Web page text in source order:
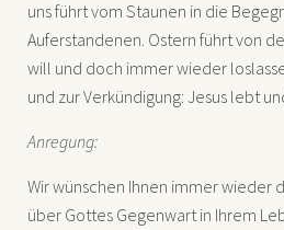
uns führt vom Staunen in die
Auferstandenen. Ostern führt von
will und doch immer wieder
und zur Verkündigung: Jesus lebt
Anregung:
Wir wünschen Ihnen immer wieder
über Gottes Gegenwart in Ihrem